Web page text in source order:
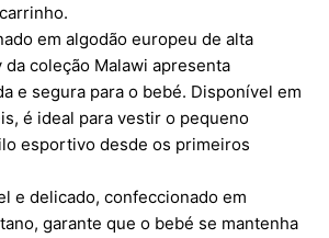
em algodão europeu de alta
coleção Malawi apresenta
e segura para o bebé. Disponível em
é ideal para vestir o pequeno
esportivo desde os primeiros
e delicado, confeccionado em
garante que o bebé se mantenha